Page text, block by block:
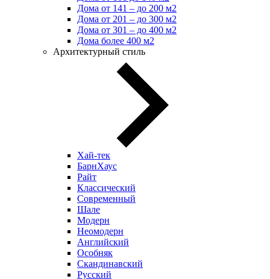
Дома от 141 – до 200 м2
Дома от 201 – до 300 м2
Дома от 301 – до 400 м2
Дома более 400 м2
Архитектурный стиль
Хай-тек
БарнХаус
Райт
Классический
Современный
Шале
Модерн
Неомодерн
Английский
Особняк
Скандинавский
Русский